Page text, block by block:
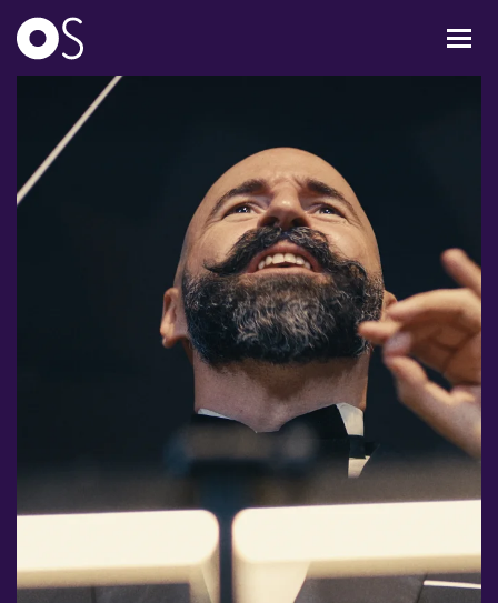
MIXPAKKER
BØRN & UNGE
INFO
OM OS
GAVEKORT
CARL NIELSEN INTERNATIONAL COMPETITION
KONTAKT